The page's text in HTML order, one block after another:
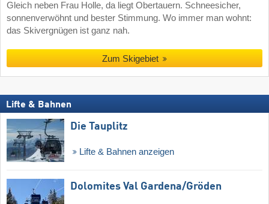
Gleich neben Frau Holle, da liegt Obertauern. Schneesicher,
sonnenverwöhnt und bester Stimmung. Wo immer man wohnt:
das Skivergnügen ist ganz nah.
Zum Skigebiet
Lifte & Bahnen
Die Tauplitz
Lifte & Bahnen anzeigen
Dolomites Val Gardena/​Gröden